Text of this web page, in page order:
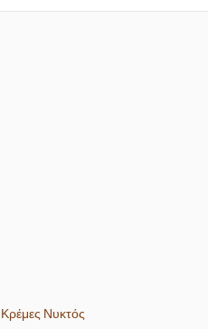
Κρέμες Νυκτός